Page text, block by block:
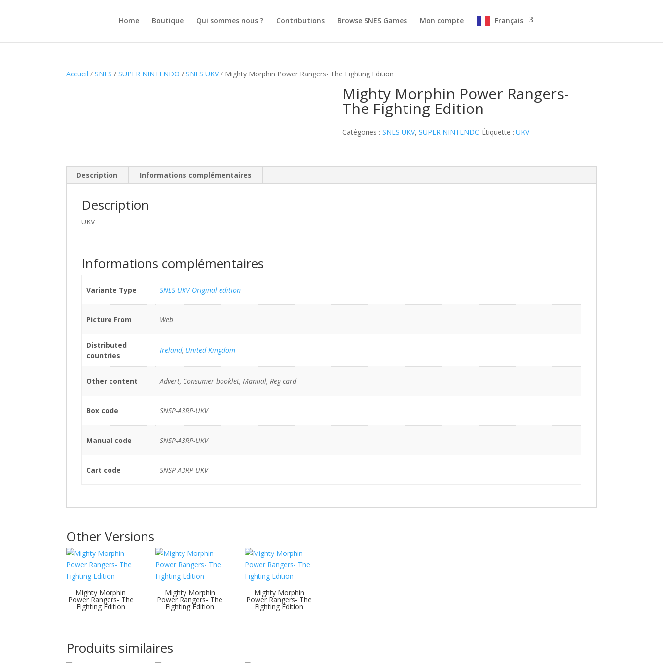
Home Boutique Qui sommes nous ? Contributions Browse SNES Games Mon compte Français
Accueil /SNES /SUPER NINTENDO /SNES UKV/ Mighty Morphin Power Rangers- The Fighting Edition
Mighty Morphin Power Rangers-
The Fighting Edition
Catégories : SNES UKV, SUPER NINTENDO Étiquette : UKV
Description Informations complémentaires
Description
UKV
Informations complémentaires
Variante Type SNES UKV Original edition
Picture From Web
Distributed
countries
Ireland, United Kingdom
Other content Advert, Consumer booklet, Manual, Reg card
Box code SNSP-A3RP-UKV
Manual code SNSP-A3RP-UKV
Cart code SNSP-A3RP-UKV
Other Versions
Mighty Morphin
Power Rangers- The
Fighting Edition
Mighty Morphin
Power Rangers- The
Fighting Edition
Mighty Morphin
Power Rangers- The
Fighting Edition
Produits similaires